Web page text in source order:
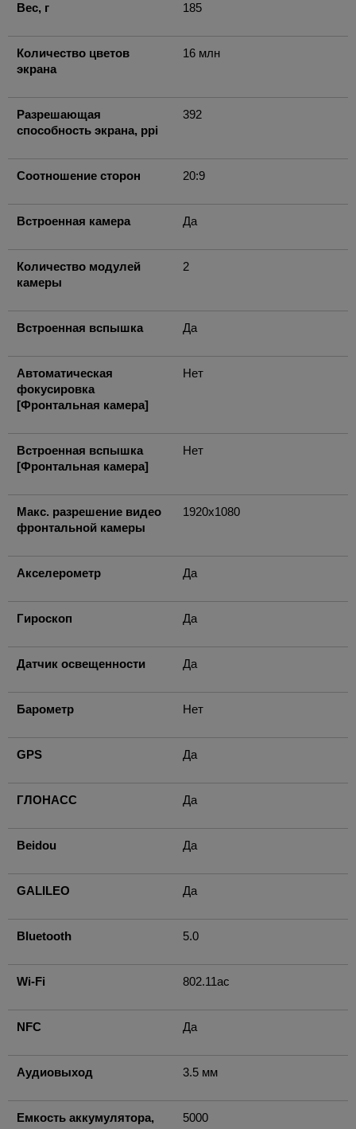
Вес, г 185
Количество цветов
экрана
16 млн
Разрешающая
способность экрана, ppi
392
Соотношение сторон 20:9
Встроенная камера Да
Количество модулей
камеры
2
Встроенная вспышка Да
Автоматическая
фокусировка
[Фронтальная камера]
Нет
Встроенная вспышка
[Фронтальная камера]
Нет
Макс. разрешение видео
фронтальной камеры
1920x1080
Акселерометр Да
Гироскоп Да
Датчик освещенности Да
Барометр Нет
GPS Да
ГЛОНАСС Да
Beidou Да
GALILEO Да
Bluetooth 5.0
Wi-Fi 802.11ac
NFC Да
Аудиовыход 3.5 мм
Емкость аккумулятора,
5000